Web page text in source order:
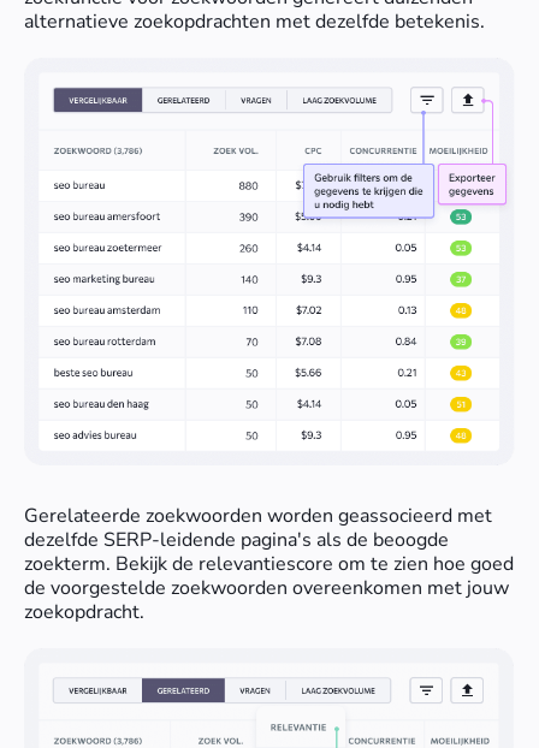
alternatieve zoekopdrachten met dezelfde betekenis.
Gerelateerde zoekwoorden worden geassocieerd met
dezelfde SERP-leidende pagina's als de beoogde
zoekterm. Bekijk de relevantiescore om te zien hoe goed
de voorgestelde zoekwoorden overeenkomen met jouw
zoekopdracht.